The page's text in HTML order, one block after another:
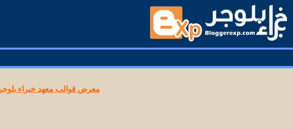
معرض قوالب معهد خبراء بلوجر